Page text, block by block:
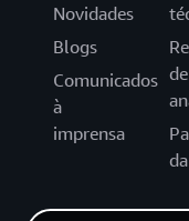
Novidades
Blogs
Comunicados
à
imprensa
de